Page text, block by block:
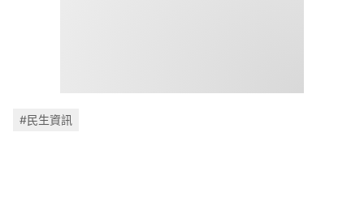
#民生資訊